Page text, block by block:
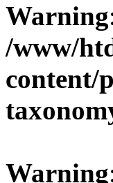
Warning
/www/
content/
Warning